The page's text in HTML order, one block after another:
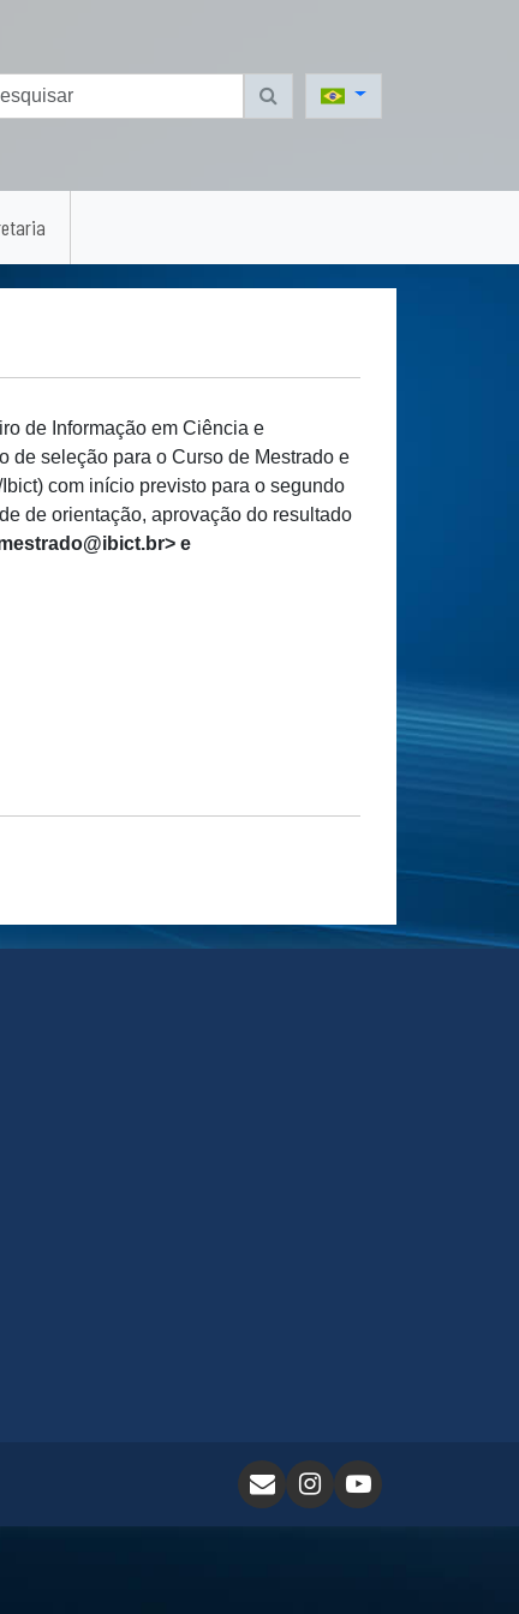
de Informação em Ciência e
de seleção para o Curso de Mestrado e
com início previsto para o segundo
de orientação, aprovação do resultado
e